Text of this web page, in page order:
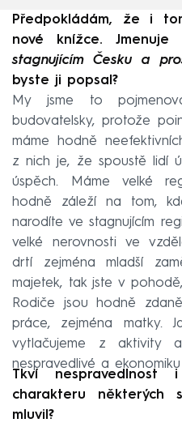
Předpokládám, že i
nové knížce.
stagnujícím Česku a
byste ji popsal?
My jsme to
budovatelsky, protože
máme hodně
z nich je, že spoustě lidí
úspěch. Máme velké
hodně záleží na tom,
narodíte ve stagnujícím
velké nerovnosti ve
drtí zejména mladší
majetek, tak jste v
Rodiče jsou hodně
práce, zejména matky.
vytlačujeme z aktivity
nespravedlivé a
Tkví nespravedlnost
charakteru některých
mluvil?